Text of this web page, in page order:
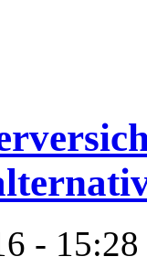
- 15:28